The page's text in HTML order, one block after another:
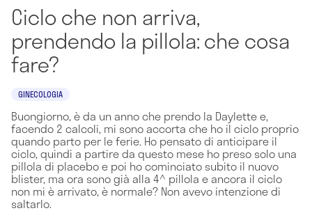
Ciclo che non arriva,
prendendo la pillola: che cosa
fare?
GINECOLOGIA
Buongiorno, è da un anno che prendo la Daylette e,
facendo 2 calcoli, mi sono accorta che ho il ciclo proprio
quando parto per le ferie. Ho pensato di anticipare il
ciclo, quindi a partire da questo mese ho preso solo una
pillola di placebo e poi ho cominciato subito il nuovo
blister, ma ora sono già alla 4^ pillola e ancora il ciclo
non mi è arrivato, è normale? Non avevo intenzione di
saltarlo.